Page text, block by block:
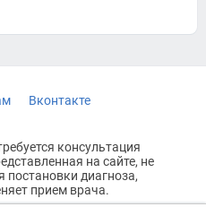
Вконтакте
консультация
на сайте, не
диагноза,
прием врача.